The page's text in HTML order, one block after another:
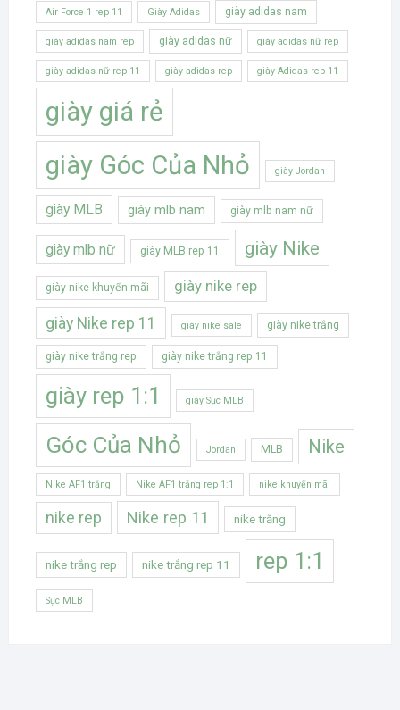
Air Force 1 rep 11 Giày Adidas giày adidas nam
giày adidas nam rep giày adidas nữ giày adidas nữ rep
giày adidas nữ rep 11 giày adidas rep giày Adidas rep 11
giày giá rẻ
giày Góc Của Nhỏ
giày Jordan
giày MLB giày mlb nam giày mlb nam nữ
giày mlb nữ giày MLB rep 11 giày Nike
giày nike khuyến mãi giày nike rep
giày Nike rep 11 giày nike sale giày nike trắng
giày nike trắng rep giày nike trắng rep 11
giày rep 1:1 giày Sục MLB
Góc Của Nhỏ Jordan MLB Nike
Nike AF1 trắng Nike AF1 trắng rep 1:1 nike khuyến mãi
nike rep Nike rep 11 nike trắng
nike trắng rep nike trắng rep 11 rep 1:1
Sục MLB